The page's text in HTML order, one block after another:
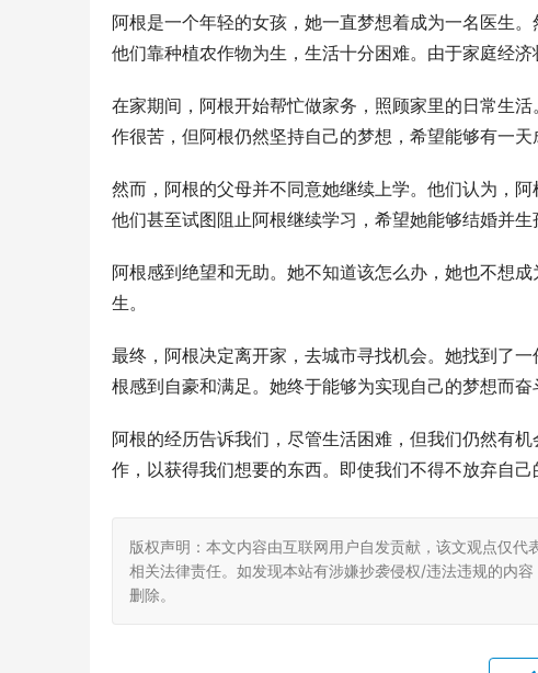
阿根是一个年轻的女孩，她一直梦想着成为一名医生
他们靠种植农作物为生，生活十分困难。由于家庭经
在家期间，阿根开始帮忙做家务，照顾家里的日常生
作很苦，但阿根仍然坚持自己的梦想，希望能够有一天
然而，阿根的父母并不同意她继续上学。他们认为，
他们甚至试图阻止阿根继续学习，希望她能够结婚并生
阿根感到绝望和无助。她不知道该怎么办，她也不想
生。
最终，阿根决定离开家，去城市寻找机会。她找到了
根感到自豪和满足。她终于能够为实现自己的梦想而奋
阿根的经历告诉我们，尽管生活困难，但我们仍然有
作，以获得我们想要的东西。即使我们不得不放弃自
版权声明：本文内容由互联网用户自发贡献，该文观点仅
相关法律责任。如发现本站有涉嫌抄袭侵权/违法违规的内
删除。